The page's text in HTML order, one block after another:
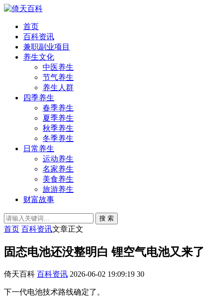
首页
百科资讯
兼职副业项目
养生文化
中医养生
节气养生
养生人群
四季养生
春季养生
夏季养生
秋季养生
冬季养生
日常养生
运动养生
名家养生
美食养生
旅游养生
财富故事
搜 索
首页 百科资讯文章正文
固态电池还没整明白 锂空气电池又来了
倚天百科 百科资讯 2026-06-02 19:09:19 30
下一代电池技术路线确定了。